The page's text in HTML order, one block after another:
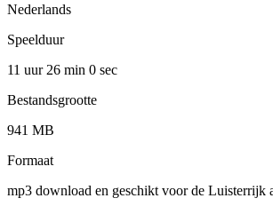
Nederlands
Speelduur
11 uur 26 min 0 sec
Bestandsgrootte
941 MB
Formaat
mp3 download en geschikt voor de Luisterrijk